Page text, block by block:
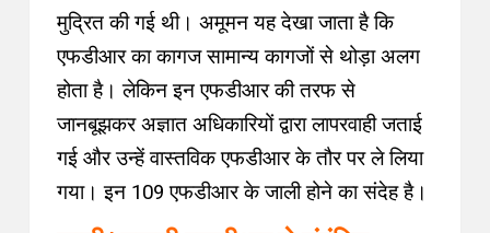
मुद्रित की गई थी। अमूमन यह देखा जाता है कि
एफडीआर का कागज सामान्य कागजों से थोड़ा अलग
होता है। लेकिन इन एफडीआर की तरफ से
जानबूझकर अज्ञात अधिकारियों द्वारा लापरवाही जताई
गई और उन्हें वास्तविक एफडीआर के तौर पर ले लिया
गया। इन 109 एफडीआर के जाली होने का संदेह है।